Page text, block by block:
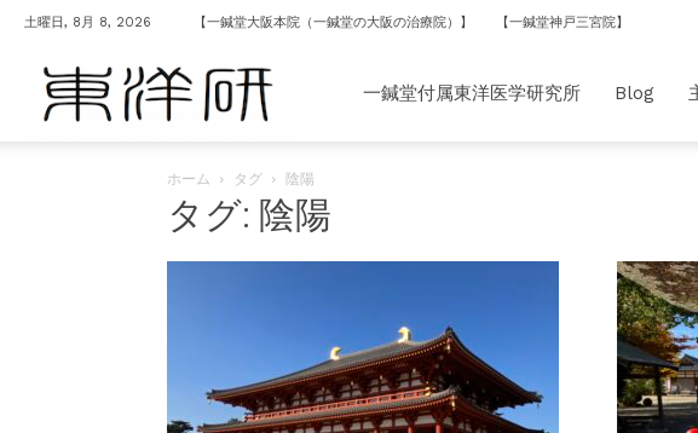
土曜日, 8月 8, 2026 【一鍼堂大阪本院（一鍼堂の大阪の治療院）】 【一鍼堂神戸三宮院】
鍼
付
一鍼堂付属東洋医学研究所 Blog
ホーム タグ 陰陽
タグ: 陰陽